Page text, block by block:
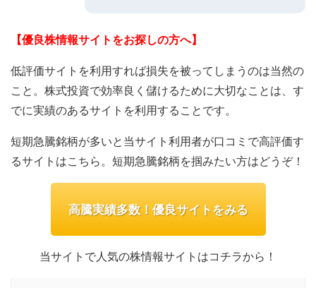
【優良株情報サイトをお探しの方へ】
低評価サイトを利用すれば損失を被ってしまうのは当然の
こと。株式投資で効率良く儲けるために大切なことは、す
でに実績のあるサイトを利用することです。
短期急騰銘柄が多いと当サイト利用者が口コミで高評価す
るサイトはこちら。短期急騰銘柄を掴みたい方はどうぞ！
高騰実績多数！優良サイトをみる
当サイトで人気の株情報サイトはコチラから！